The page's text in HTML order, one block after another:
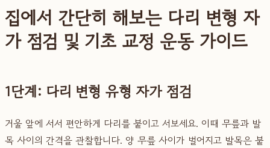
집에서 간단히 해보는 다리 변형 자
가 점검 및 기초 교정 운동 가이드
1단계: 다리 변형 유형 자가 점검
거울 앞에 서서 편안하게 다리를 붙이고 서보세요. 이때 무릎과 발
목 사이의 간격을 관찰합니다. 양 무릎 사이가 벌어지고 발목은 붙